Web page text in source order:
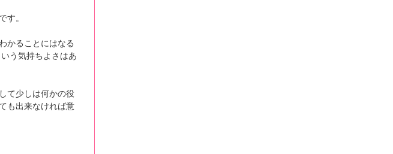
す。
かることにはなる
う気持ちよさはあ
て少しは何かの役
も出来なければ意